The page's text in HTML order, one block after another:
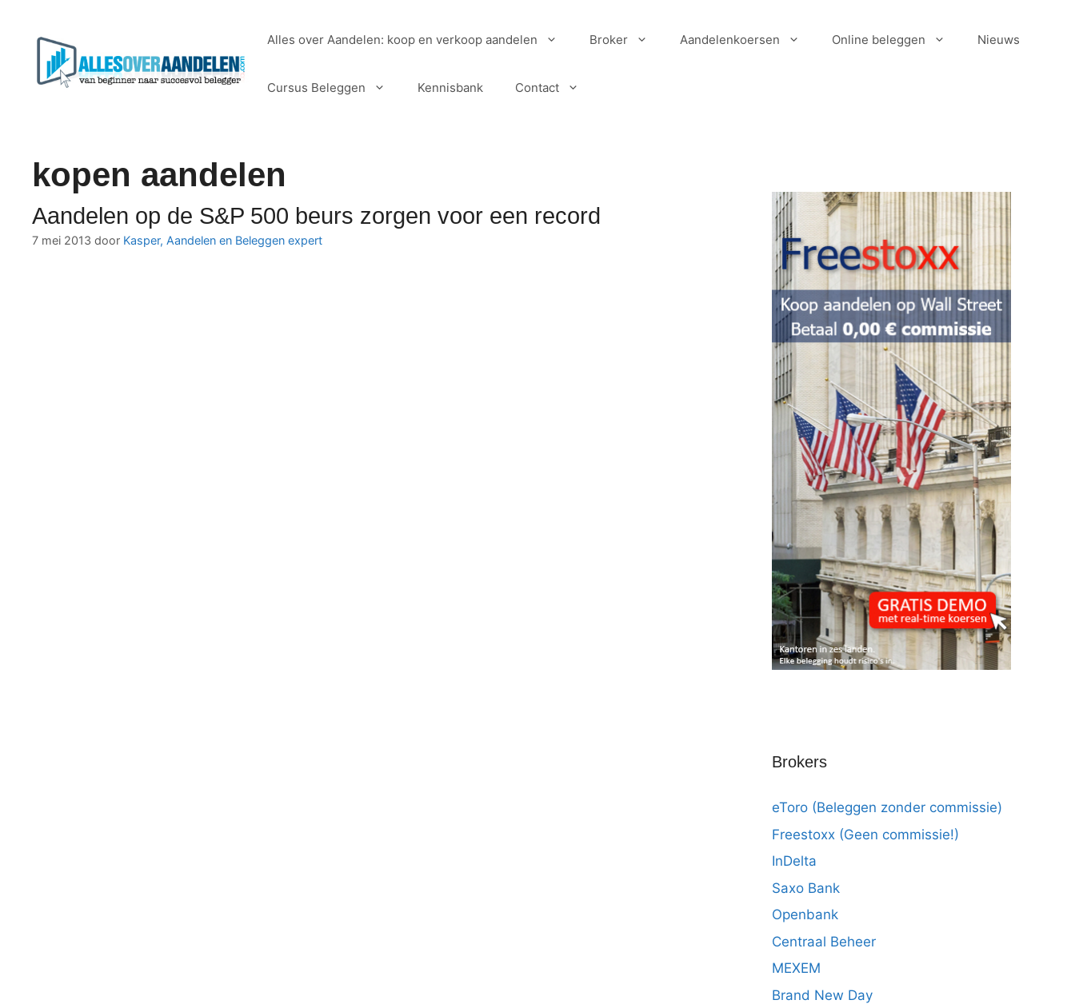
Alles over Aandelen: koop en verkoop aandelen Broker Aandelenkoersen Online beleggen Nieuws
Cursus Beleggen Kennisbank Contact
kopen aandelen
Aandelen op de S&P 500 beurs zorgen voor een record
7 mei 2013 door Kasper, Aandelen en Beleggen expert
Brokers
eToro (Beleggen zonder commissie)
Freestoxx (Geen commissie!)
InDelta
Saxo Bank
Openbank
Centraal Beheer
MEXEM
Brand New Day